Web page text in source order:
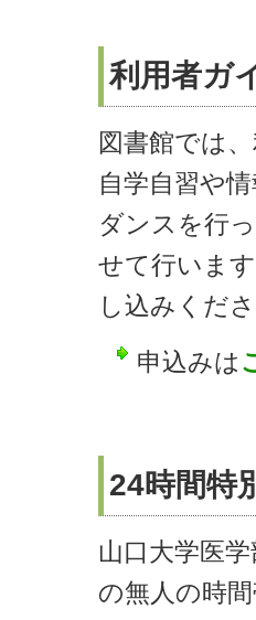
利用者ガ
図書館では
自学自習や
ダンスを行
せて行いま
し込みくだ
申込みは
24時間特
山口大学医
の無人の時